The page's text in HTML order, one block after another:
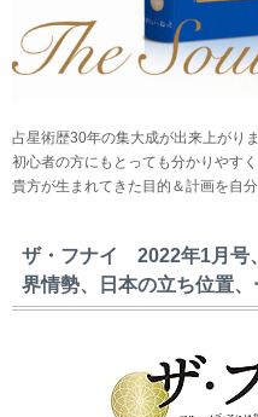
占星術歴30年の集大成が出来上がりま
初心者の方にもとっても分かりやす
貴方が生まれてきた目的＆計画を自
ザ・フナイ 2022年1月号
界情勢、日本の立ち位置